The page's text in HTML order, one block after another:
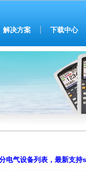
解决方案 下载中心
电气设备列表，最新支持